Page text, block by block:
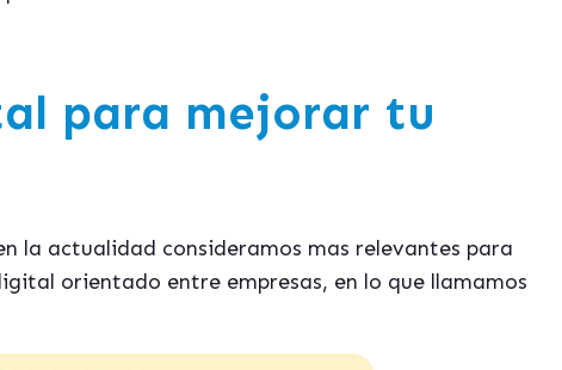
para mejorar tu
la actualidad consideramos mas relevantes para
orientado entre empresas, en lo que llamamos